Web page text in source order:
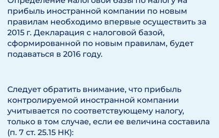
прибыль иностранной компании по новым
правилам необходимо впервые осуществить за
2015 г. Декларация с налоговой базой,
сформированной по новым правилам, будет
подаваться в 2016 году.
Следует обратить внимание, что прибыль
контролируемой иностранной компании
учитывается по соответствующему налогу,
только в том случае, если ее величина составила
(п. 7 ст. 25.15 НК):